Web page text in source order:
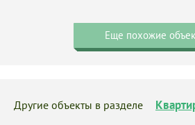
Еще похожие
Другие объекты в разделе